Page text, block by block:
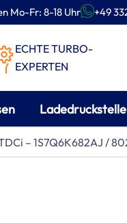
Mo-Fr: 8-18 Uhr +49
ECHTE TURBO-
EXPERTEN
– 1S7Q6K682AJ /